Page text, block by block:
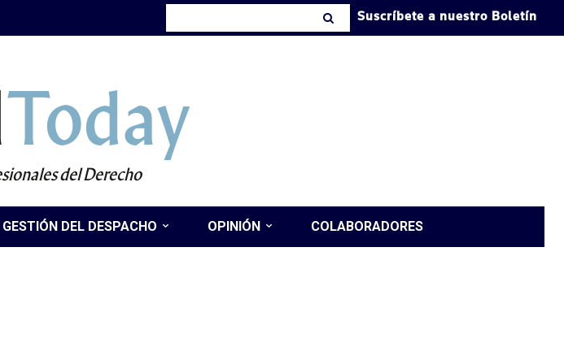
Suscríbete a nuestro Boletín
Today
del Derecho
GESTIÓN DEL DESPACHO OPINIÓN COLABORADORES